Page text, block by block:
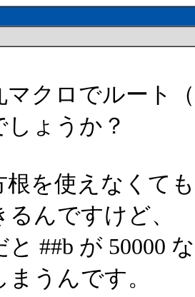
クロでルート
しょうか？
を使えなくても
るんですけど、
と ##b が 50000
まうんです。